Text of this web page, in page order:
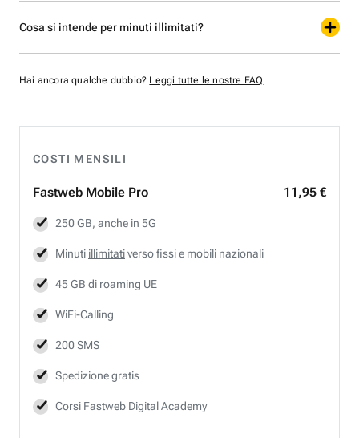
COSTI MENSILI
Fastweb Mobile Pro 11,95 €
250 GB, anche in 5G
Minuti illimitativerso fissi e mobili nazionali
45 GB di roaming UE
WiFi-Calling
200 SMS
Spedizione gratis
Corsi Fastweb Digital Academy
Cosa si intende per minuti illimitati?
Hai ancora qualche dubbio? Leggi tutte le nostre FAQ